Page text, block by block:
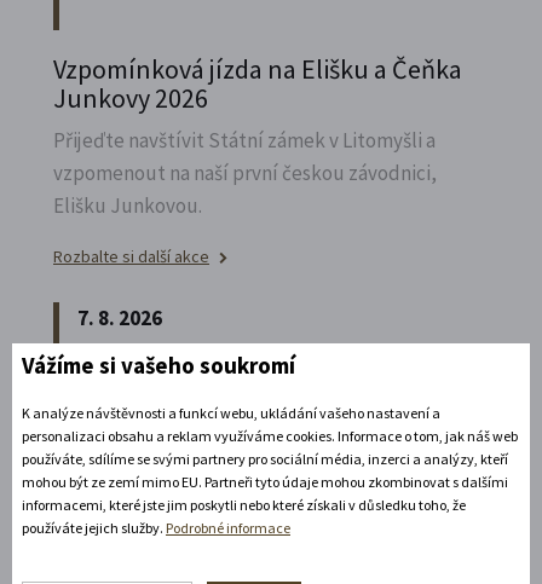
Vzpomínková jízda na Elišku a Čeňka
Junkovy 2026
Přijeďte navštívit Státní zámek v Litomyšli a
vzpomenout na naší první českou závodnici,
Elišku Junkovou.
Rozbalte si další akce
7. 8. 2026
Speciální prohlídka chrámu s
Ludmilou Marešovou
Kesselgruberovou
Vydejte se na komentovanou prohlídku
piaristického chrámu Nalezení sv.
Vážíme si vašeho soukromí
K analýze návštěvnosti a funkcí webu, ukládání vašeho nastavení a
personalizaci obsahu a reklam využíváme cookies. Informace o tom, jak náš web
používáte, sdílíme se svými partnery pro sociální média, inzerci a analýzy, kteří
mohou být ze zemí mimo EU. Partneři tyto údaje mohou zkombinovat s dalšími
informacemi, které jste jim poskytli nebo které získali v důsledku toho, že
používáte jejich služby. Podrobné informace